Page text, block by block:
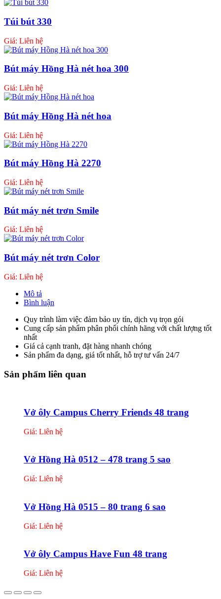
Túi bút 330
Giá: Liên hệ
Bút máy Hồng Hà nét hoa 300
Giá: Liên hệ
Bút máy Hồng Hà nét hoa
Giá: Liên hệ
Bút máy Hồng Hà 2270
Giá: Liên hệ
Bút máy nét trơn Smile
Giá: Liên hệ
Bút máy nét trơn Color
Giá: Liên hệ
Mô tả
Bình luận
Quy trình làm việc đảm bảo uy tín, dịch vụ trọn gói
Cung cấp sản phẩm phân phối chính hãng với chất lượng tốt
nhất
Giá cả cạnh tranh, đặt hàng nhanh chóng
Sản phẩm đa dạng, giá tốt nhất, hỗ trợ tư vấn 24/7
Sản phẩm liên quan
Vở ôly Campus Cherry Friends 48 trang
Giá: Liên hệ
Vở Hồng Hà 0512 – 478 trang 5 sao
Giá: Liên hệ
Vở Hồng Hà 0515 – 80 trang 6 sao
Giá: Liên hệ
Vở ôly Campus Have Fun 48 trang
Giá: Liên hệ